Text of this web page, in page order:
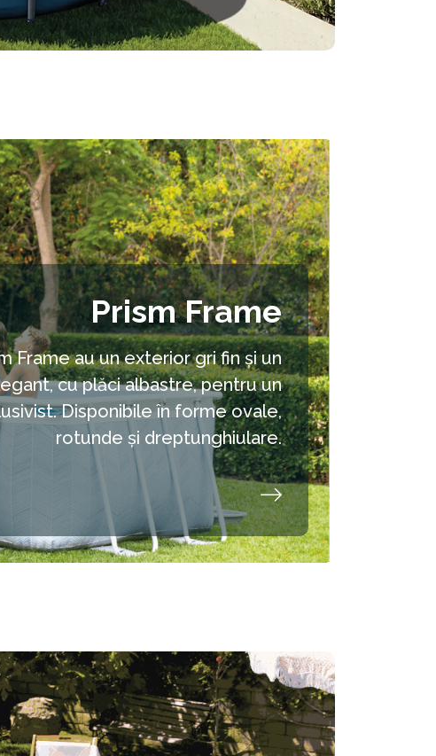
Prism Frame
Frame au un exterior gri fin și un
cu plăci albastre, pentru un
Disponibile în forme ovale,
rotunde și dreptunghiulare.